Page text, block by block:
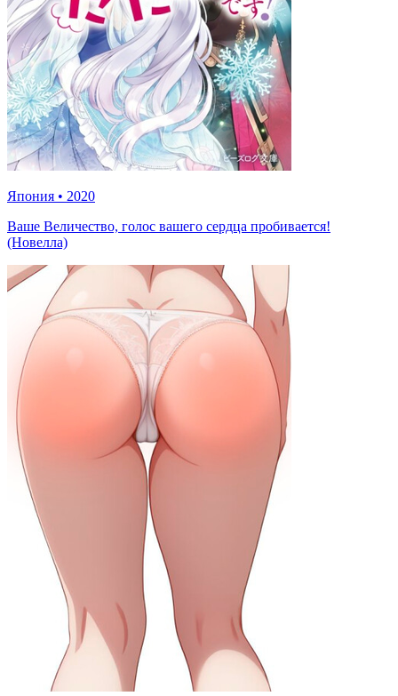
Япония • 2020
Ваше Величество, голос вашего сердца пробивается!
(Новелла)